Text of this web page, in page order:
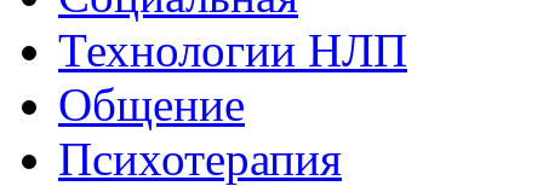
Технологии НЛП
Общение
Психотерапия